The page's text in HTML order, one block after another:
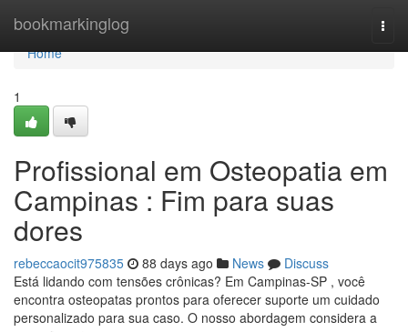
bookmarkinglog
Home
Home
1
Profissional em Osteopatia em
Campinas : Fim para suas
dores
rebeccaocit975835 88 days ago News
Discuss
Está lidando com tensões crônicas? Em Campinas-SP , você
encontra osteopatas prontos para oferecer suporte um cuidado
personalizado para sua caso. O nosso abordagem considera a